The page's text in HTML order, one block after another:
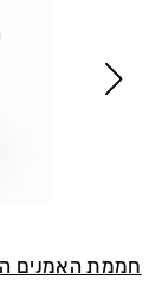
חממת האמנים